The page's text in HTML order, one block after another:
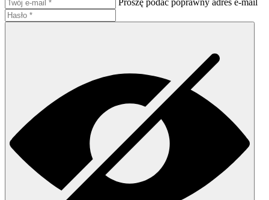
Proszę podać poprawny adres e-mail